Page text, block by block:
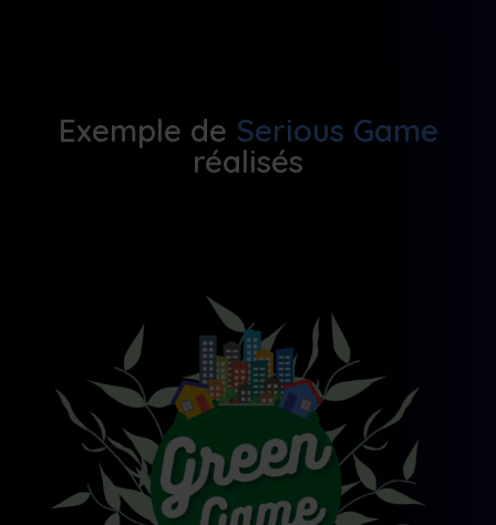
Exemple de Serious Game
réalisés